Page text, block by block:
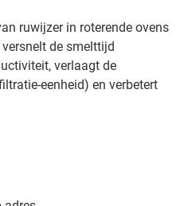
ruwijzer in roterende ovens
de smelttijd
verlaagt de
eenheid) en verbetert